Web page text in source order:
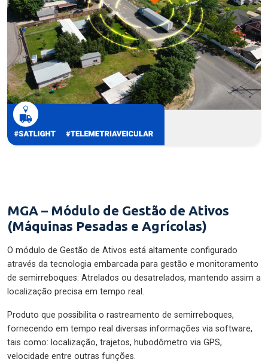
MGA – Módulo de Gestão de Ativos
(Máquinas Pesadas e Agrícolas)
O módulo de Gestão de Ativos está altamente configurado
através da tecnologia embarcada para gestão e monitoramento
de semirreboques: Atrelados ou desatrelados, mantendo assim a
localização precisa em tempo real.
Produto que possibilita o rastreamento de semirreboques,
fornecendo em tempo real diversas informações via software,
tais como: localização, trajetos, hubodômetro via GPS,
velocidade entre outras funções.